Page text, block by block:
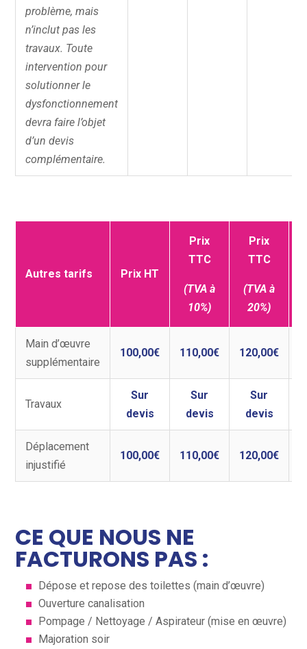
problème, mais
n’inclut pas les
travaux. Toute
intervention pour
solutionner le
dysfonctionnement
devra faire l’objet
d’un devis
complémentaire.
Autres tarifs Prix HT
Prix
TTC
(TVA à
10%)
Prix
TTC
(TVA à
20%)
Main d’œuvre
supplémentaire
100,00€ 110,00€ 120,00€
Travaux
Sur
devis
Sur
devis
Sur
devis
Déplacement
injustifié
100,00€ 110,00€ 120,00€
CE QUE NOUS NE
FACTURONS PAS :
Dépose et repose des toilettes (main d’œuvre)
Ouverture canalisation
Pompage / Nettoyage / Aspirateur (mise en œuvre)
Majoration soir